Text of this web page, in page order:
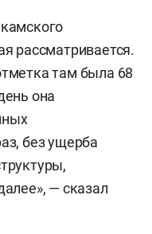
рассматривается.
там была 68
она
без ущерба
— сказал